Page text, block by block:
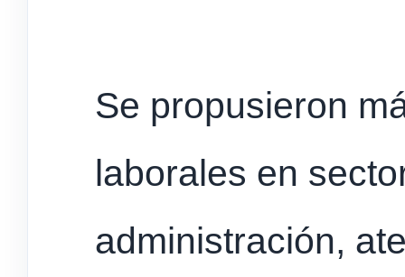
Se propusieron
laborales en
administración,